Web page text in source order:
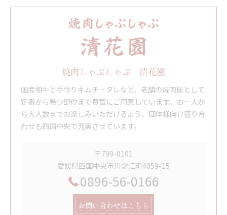
焼肉しゃぶしゃぶ 清花園
国産和牛と手作りキムチ・タレなど、老舗の焼肉屋として
定番から希少部位まで豊富にご用意しています。お一人か
ら大人数までお楽しみいただけるよう、団体様向け盛り合
わせも四国中央で充実させています。
〒799-0101
愛媛県四国中央市川之江町4059-15
0896-56-0166
お問い合わせはこちら